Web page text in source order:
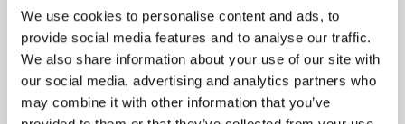
We use cookies to personalise content and ads, to
provide social media features and to analyse our traffic.
We also share information about your use of our site with
our social media, advertising and analytics partners who
may combine it with other information that you’ve
Specificaties